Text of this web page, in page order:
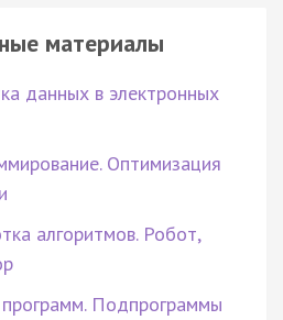
материалы
данных в электронных
Оптимизация
алгоритмов. Робот,
Подпрограммы